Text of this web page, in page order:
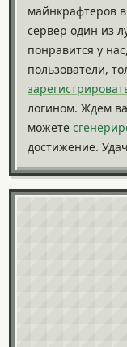
майнкрафтеров
сервер один из
понравится у
пользователи,
логином. Ждем
можете
достижение.